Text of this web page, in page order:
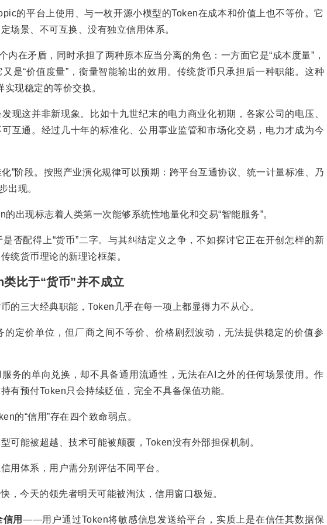
的平台上使用、与一枚开源小模型的Token在成本和价值上也不等价。它
景、不可互换、没有独立信用体系。
内在矛盾，同时承担了两种原本应当分离的角色：一方面它是“成本度量”，
是“价值度量”，衡量智能输出的效用。传统货币只承担后一种职能。这种
现稳定的等价交换。
现这并非新现象。比如十九世纪末的电力商业化初期，各家公司的电压、
互通。经过几十年的标准化、公用事业监管和市场化交易，电力才成为今
”阶段。按照产业演化规律可以预期：跨平台互通协议、统一计量标准、乃
出现。
出现标志着人类第一次能够系统性地量化和交易“智能服务”。
否配得上“货币”二字。与其纠结定义之争，不如探讨它正在开创怎样的新
统货币理论的新理论框架。
比于“货币”并不成立
的三大经典职能，Token几乎在每一项上都显得力不从心。
定价单位，但厂商之间不等价、价格剧烈波动，无法提供稳定的价值参
务的单向兑换，却不具备通用流通性，无法在AI之外的任何场景使用。作
有预付Token只会持续贬值，完全不具备保值功能。
的“信用”存在四个致命弱点。
可能被超越、技术可能被颠覆，Token没有外部担保机制。
用体系，用户需分别评估不同平台。
，今天的领先者明天可能被淘汰，信用窗口极短。
信用——用户通过Token将敏感信息发送给平台，实质上是在信任其数据保